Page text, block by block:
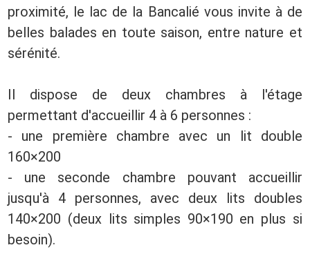
proximité, le lac de la Bancalié vous invite à de
belles balades en toute saison, entre nature et
sérénité.
Il dispose de deux chambres à l'étage
permettant d'accueillir 4 à 6 personnes :
- une première chambre avec un lit double
160×200
- une seconde chambre pouvant accueillir
jusqu'à 4 personnes, avec deux lits doubles
140×200 (deux lits simples 90×190 en plus si
besoin).